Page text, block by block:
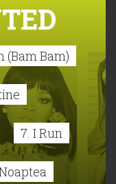
(Bam Bam)
7. I Run